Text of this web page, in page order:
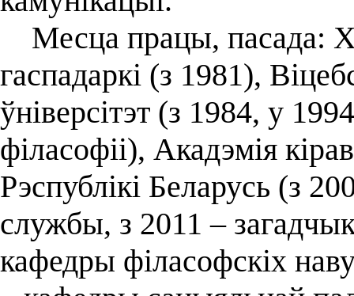
Месца працы, пасада:
гаспадаркі (з 1981),
ўніверсітэт (з 1984, у
філасофіі), Акадэмія
Рэспублікі Беларусь (з
службы, з 2011 –
кафедры філасофскіх